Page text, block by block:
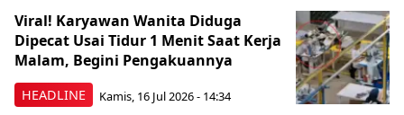
HEADLINE
Viral! Karyawan Wanita Diduga
Dipecat Usai Tidur 1 Menit Saat Kerja
Malam, Begini Pengakuannya
Kamis, 16 Jul 2026 - 14:34